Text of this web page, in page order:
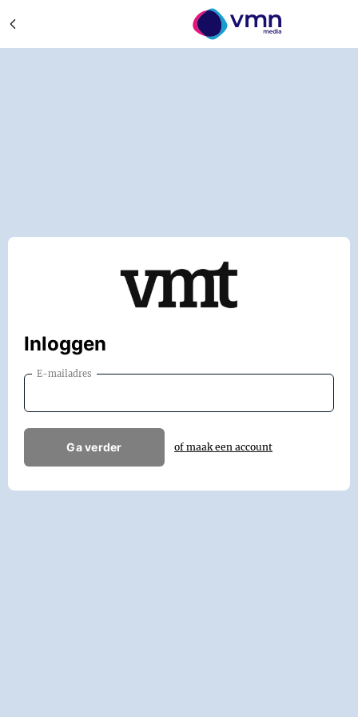
Inloggen
E-mailadres
Ga verder of maak een account